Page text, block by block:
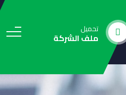
تحميل
ملف الشركة